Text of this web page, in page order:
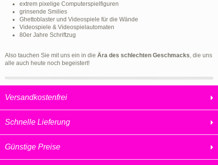
Versandkostenfrei
Schnelle Lieferung
Günstige Preise
extrem pixelige Computerspielfiguren
grinsende Smilies
Ghettoblaster und Videospiele für die Wände
Videospiele & Videospielautomaten
80er Jahre Schriftzug
Also tauchen Sie mit uns ein in die Ära des schlechten Geschmacks, die uns
alle auch heute noch begeistert!